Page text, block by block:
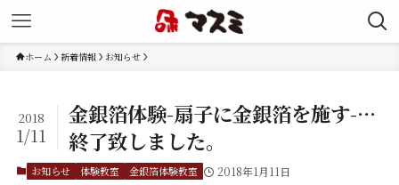
ホーム 新着情報 お知らせ
金銀箔体験-扇子に金銀箔を施す-…
終了致しました。
2018
1/11
お知らせ 体験教室 金銀箔体験教室 2018年1月11日